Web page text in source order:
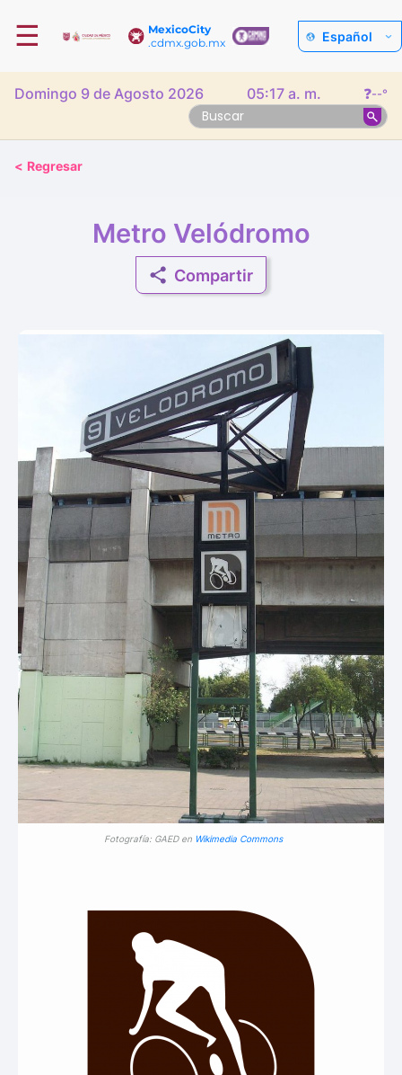
MexicoCity
.cdmx.gob.mx
☰ Español
Domingo 9 de Agosto 2026 05:17 a. m. ❓--°
< Regresar
Metro Velódromo
Compartir
Fotografía: GAED en Wikimedia Commons